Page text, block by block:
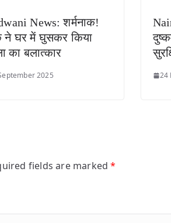
News: शर्मनाक!
ने घर में घुसकर किया
का बलात्कार
2025 24
fields are marked*